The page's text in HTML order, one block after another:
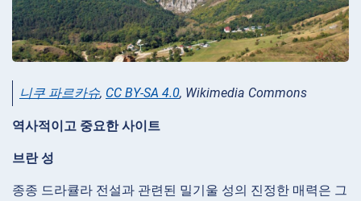
니쿠 파르카슈, CC BY-SA 4.0, Wikimedia Commons
역사적이고 중요한 사이트
브란 성
종종 드라큘라 전설과 관련된 밀기울 성의 진정한 매력은 그